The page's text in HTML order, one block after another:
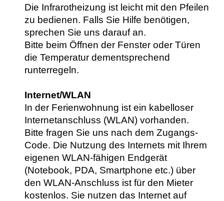
Die Infrarotheizung ist leicht mit den Pfeilen
zu bedienen. Falls Sie Hilfe benötigen,
sprechen Sie uns darauf an.
Bitte beim Öffnen der Fenster oder Türen
die Temperatur dementsprechend
runterregeln.
Internet/WLAN
In der Ferienwohnung ist ein kabelloser
Internetanschluss (WLAN) vorhanden.
Bitte fragen Sie uns nach dem Zugangs-
Code. Die Nutzung des Internets mit Ihrem
eigenen WLAN-fähigen Endgerät
(Notebook, PDA, Smartphone etc.) über
den WLAN-Anschluss ist für den Mieter
kostenlos. Sie nutzen das Internet auf